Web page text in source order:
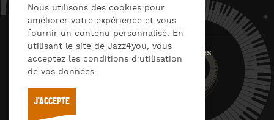
© Jazz4you 2019 – 2026 Tous droits réservés
Déclaration de confidentialité
RGPD & consentement
Conditions générales d’utilisation
Nous utilisons des cookies pour
améliorer votre expérience et vous
fournir un contenu personnalisé. En
utilisant le site de Jazz4you, vous
acceptez les conditions d’utilisation
de vos données.
J'ACCEPTE